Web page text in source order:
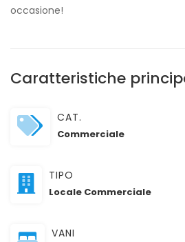
occasione!
Caratteristiche
CAT.
Commerciale
TIPO
Locale Commerciale
VANI